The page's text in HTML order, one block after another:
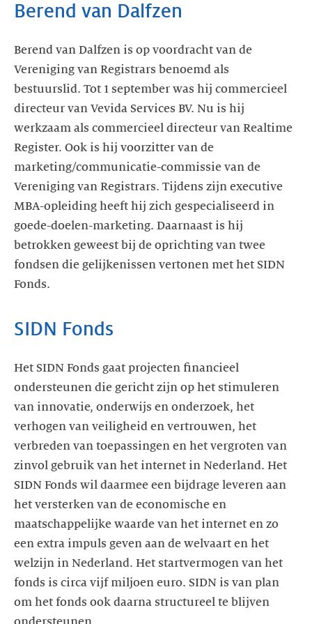
Berend van Dalfzen
Berend van Dalfzen is op voordracht van de
Vereniging van Registrars benoemd als
bestuurslid. Tot 1 september was hij commercieel
directeur van Vevida Services BV. Nu is hij
werkzaam als commercieel directeur van Realtime
Register. Ook is hij voorzitter van de
marketing/communicatie-commissie van de
Vereniging van Registrars. Tijdens zijn executive
MBA-opleiding heeft hij zich gespecialiseerd in
goede-doelen-marketing. Daarnaast is hij
betrokken geweest bij de oprichting van twee
fondsen die gelijkenissen vertonen met het SIDN
Fonds.
SIDN Fonds
Het SIDN Fonds gaat projecten financieel
ondersteunen die gericht zijn op het stimuleren
van innovatie, onderwijs en onderzoek, het
verhogen van veiligheid en vertrouwen, het
verbreden van toepassingen en het vergroten van
zinvol gebruik van het internet in Nederland. Het
SIDN Fonds wil daarmee een bijdrage leveren aan
het versterken van de economische en
maatschappelijke waarde van het internet en zo
een extra impuls geven aan de welvaart en het
welzijn in Nederland. Het startvermogen van het
fonds is circa vijf miljoen euro. SIDN is van plan
om het fonds ook daarna structureel te blijven